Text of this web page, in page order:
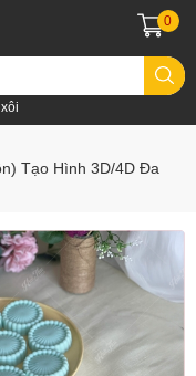
0
Tạo Hình 3D/4D Đa